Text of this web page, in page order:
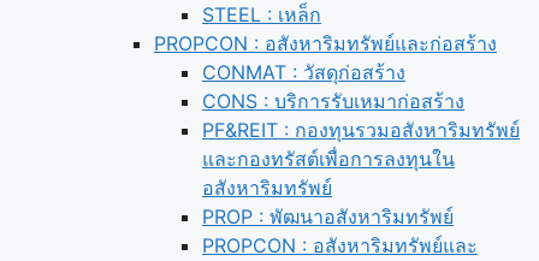
STEEL : เหล็ก
PROPCON : อสังหาริมทรัพย์และก่อสร้าง
CONMAT : วัสดุก่อสร้าง
CONS : บริการรับเหมาก่อสร้าง
PF&REIT : กองทุนรวมอสังหาริมทรัพย์
และกองทรัสต์เพื่อการลงทุนใน
อสังหาริมทรัพย์
PROP : พัฒนาอสังหาริมทรัพย์
PROPCON : อสังหาริมทรัพย์และ